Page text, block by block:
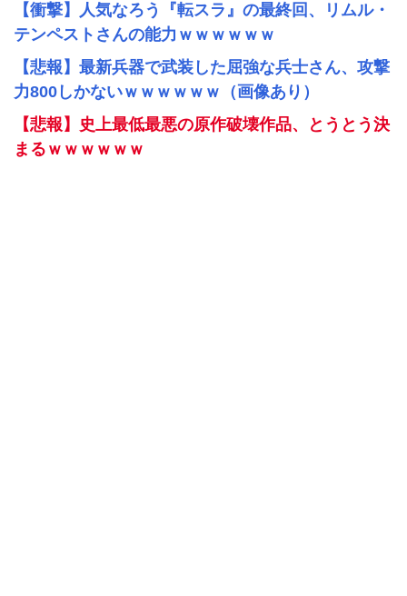
【衝撃】人気なろう『転スラ』の最終回、リムル・
テンペストさんの能力ｗｗｗｗｗｗ
【悲報】最新兵器で武装した屈強な兵士さん、攻撃
力800しかないｗｗｗｗｗｗ（画像あり）
【悲報】史上最低最悪の原作破壊作品、とうとう決
まるｗｗｗｗｗｗ